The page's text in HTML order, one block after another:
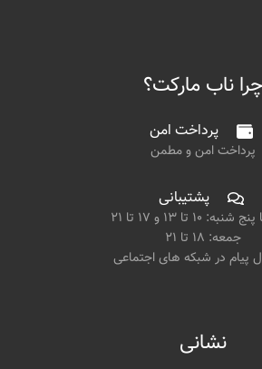
چرا ناب مارکت؟
پرداخت امن
پرداخت امن و مطمن
پشتیبانی
۱۰ تا ۱۳ و ۱۷ تا ۲۱
جمعه: ۱۸ تا ۲۱
پیام در شبکه های اجتماعی
نشانی